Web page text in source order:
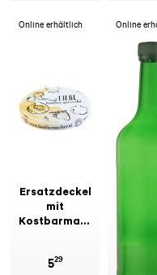
Online erhältlich
Ersatzdeckel
mit
Kostbarmacher-
529
Online